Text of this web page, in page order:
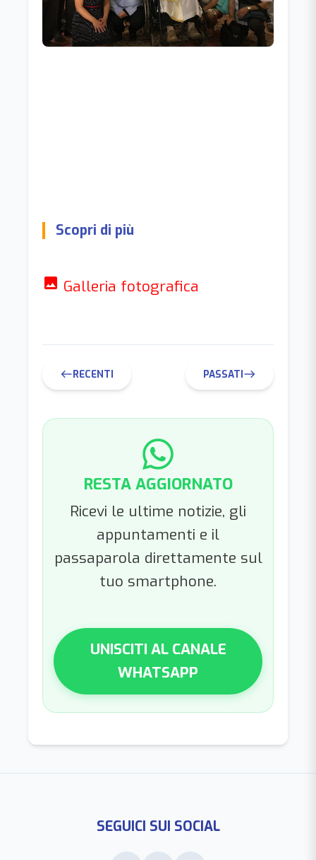
Scopri di più
photo Galleria fotografica
westRECENTI PASSATIeast
RESTA AGGIORNATO
Ricevi le ultime notizie, gli
appuntamenti e il
passaparola direttamente sul
tuo smartphone.
UNISCITI AL CANALE
WHATSAPP
SEGUICI SUI SOCIAL